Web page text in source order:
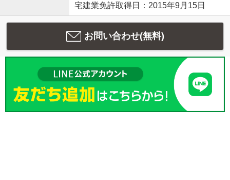
宅建業免許取得日：2015年9月15日
お問い合わせ(無料)